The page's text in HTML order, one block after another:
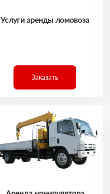
Услуги аренды ломовоза
Заказать